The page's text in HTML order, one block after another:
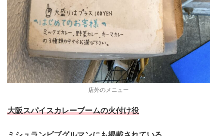
店外のメニュー
大阪スパイスカレーブームの火付け役